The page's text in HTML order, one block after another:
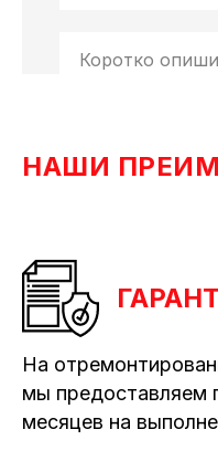
НАШИ
На
мы предоставляем
месяцев на